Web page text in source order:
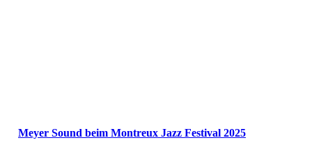
Meyer Sound beim Montreux Jazz Festival 2025